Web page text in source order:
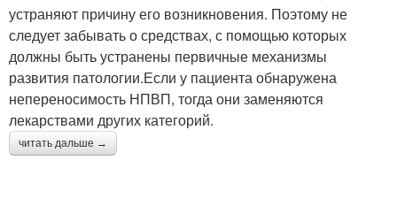
устраняют причину его возникновения. Поэтому не
следует забывать о средствах, с помощью которых
должны быть устранены первичные механизмы
развития патологии.Если у пациента обнаружена
непереносимость НПВП, тогда они заменяются
лекарствами других категорий.
читать дальше →